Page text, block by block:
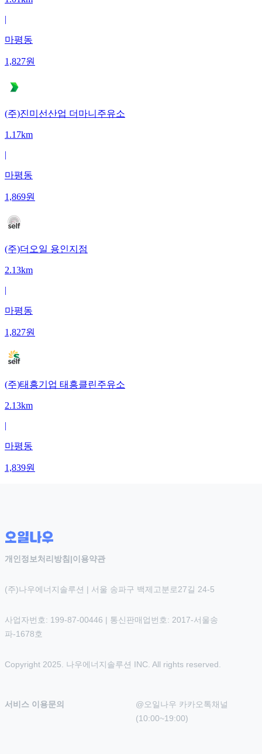
|
마평동
1,827원
(주)진미선산업 더마니주유소
1.17km
|
마평동
1,869원
(주)더오일 용인지점
2.13km
|
마평동
1,827원
(주)태흥기업 태흥클린주유소
2.13km
|
마평동
1,839원
개인정보처리방침 |이용약관
(주)나우에너지솔루션 | 서울 송파구 백제고분로27길 24-5
사업자번호: 199-87-00446 | 통신판매업번호: 2017-서울송
파-1678호
Copyright 2025. 나우에너지솔루션 INC. All rights reserved.
서비스 이용문의
@오일나우 카카오톡채널
(10:00~19:00)